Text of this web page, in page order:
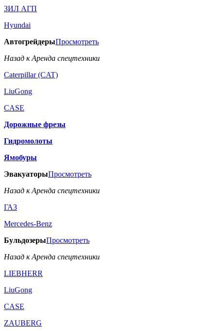
ЗИЛ АГП
Hyundai
АвтогрейдерыПросмотреть
Назад к Аренда спецтехники
Caterpillar (CAT)
LiuGong
CASE
Дорожные фрезы
Гидромолоты
Ямобуры
ЭвакуаторыПросмотреть
Назад к Аренда спецтехники
ГАЗ
Mercedes-Benz
БульдозерыПросмотреть
Назад к Аренда спецтехники
LIEBHERR
LiuGong
CASE
ZAUBERG